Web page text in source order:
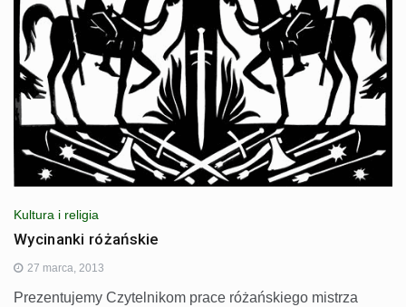
Kultura i religia
Wycinanki różańskie
27 marca, 2013
Prezentujemy Czytelnikom prace różańskiego mistrza